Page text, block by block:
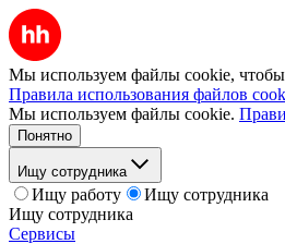
Мы используем файлы cookie, чтобы
Правила использования файлов
Мы используем файлы cookie.
Понятно
Ищу сотрудника
Ищу работу
Ищу сотрудника
Ищу сотрудника
Сервисы